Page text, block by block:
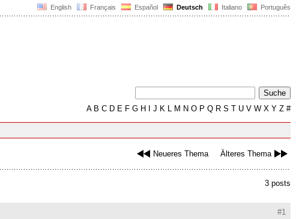
English Français Español Deutsch Italiano Português
AB C D E F G H J K L M N O P Q R S T U V W X Y Z #
Neueres Thema Älteres Thema
3 posts
#1